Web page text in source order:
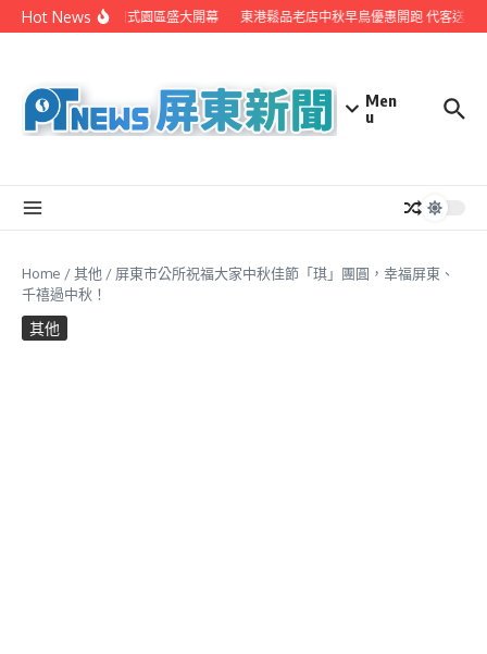
Skip to content
Hot News
美職人攝影展 8/8日式園區盛大開幕 東港鬆品老店中秋早鳥優惠開跑 代客送禮
Men
u
Home /其他 / 屏東市公所祝福大家中秋佳節「琪」團圓，幸福屏東、
千禧過中秋！
其他